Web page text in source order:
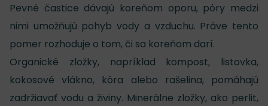
Pevné častice dávajú koreňom oporu, póry medzi
nimi umožňujú pohyb vody a vzduchu. Práve tento
pomer rozhoduje o tom, či sa koreňom darí.
Organické zložky, napríklad kompost, listovka,
kokosové vlákno, kôra alebo rašelina, pomáhajú
zadržiavať vodu a živiny. Minerálne zložky, ako perlit,